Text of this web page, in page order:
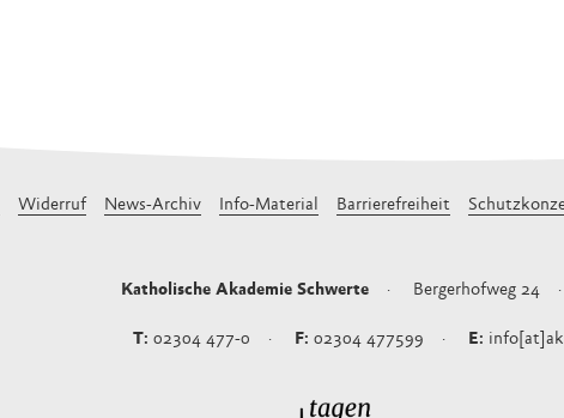
Widerruf News-Archiv Info-Material Barrierefreiheit
Katholische Akademie Schwerte Bergerhofweg 24
02304 477-0 02304 477599